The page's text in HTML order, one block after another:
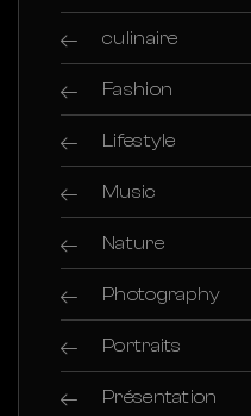
culinaire
Fashion
Lifestyle
Music
Nature
Photography
Portraits
Présentation